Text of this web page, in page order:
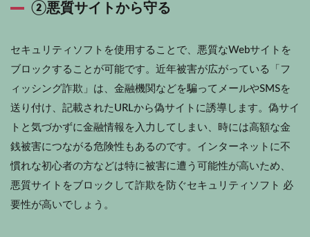
②悪質サイトから守る
セキュリティソフトを使用することで、悪質なWebサイトを
ブロックすることが可能です。近年被害が広がっている「フ
ィッシング詐欺」は、金融機関などを騙ってメールやSMSを
送り付け、記載されたURLから偽サイトに誘導します。偽サイ
トと気づかずに金融情報を入力してしまい、時には高額な金
銭被害につながる危険性もあるのです。インターネットに不
慣れな初心者の方などは特に被害に遭う可能性が高いため、
悪質サイトをブロックして詐欺を防ぐセキュリティソフト 必
要性が高いでしょう。